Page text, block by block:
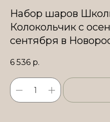
Набор шаров
Колокольчик с
сентября в
6 536 р.